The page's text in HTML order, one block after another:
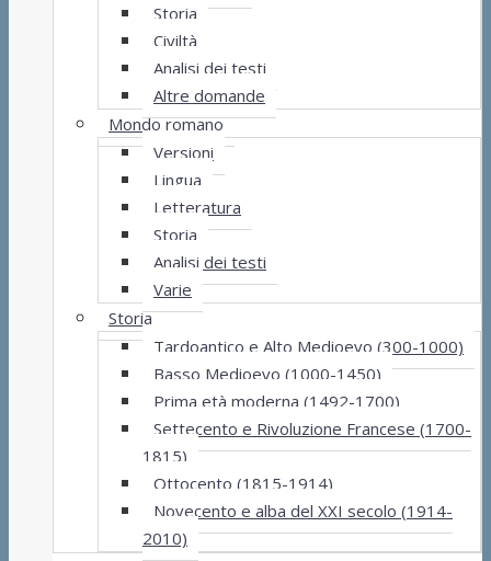
Storia
Civiltà
Analisi dei testi
Altre domande
Mondo romano
Versioni
Lingua
Letteratura
Storia
Analisi dei testi
Varie
Storia
Tardoantico e Alto Medioevo (300-1000)
Basso Medioevo (1000-1450)
Prima età moderna (1492-1700)
Settecento e Rivoluzione Francese (1700-
1815)
Ottocento (1815-1914)
Novecento e alba del XXI secolo (1914-
2010)